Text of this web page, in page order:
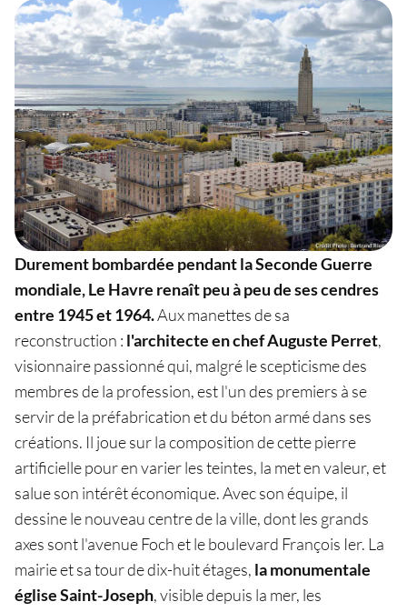
Durement bombardée pendant la Seconde Guerre
mondiale, Le Havre renaît peu à peu de ses cendres
entre 1945 et 1964.Aux manettes de sa
reconstruction : l'architecte en chef Auguste Perret,
visionnaire passionné qui, malgré le scepticisme des
membres de la profession, est l'un des premiers à se
servir de la préfabrication et du béton armé dans ses
créations. Il joue sur la composition de cette pierre
artificielle pour en varier les teintes, la met en valeur, et
salue son intérêt économique. Avec son équipe, il
dessine le nouveau centre de la ville, dont les grands
axes sont l'avenue Foch et le boulevard François Ier. La
mairie et sa tour de dix-huit étages, la monumentale
église Saint-Joseph, visible depuis la mer, les